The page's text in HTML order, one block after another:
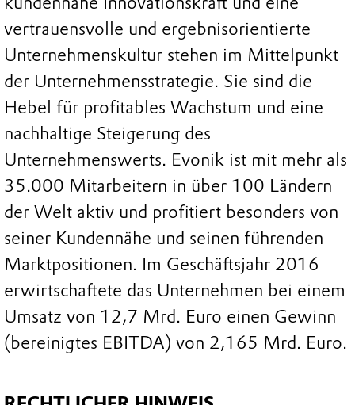
vertrauensvolle und ergebnisorientierte
Unternehmenskultur stehen im Mittelpunkt
der Unternehmensstrategie. Sie sind die
Hebel für profitables Wachstum und eine
nachhaltige Steigerung des
Unternehmenswerts. Evonik ist mit mehr als
35.000 Mitarbeitern in über 100 Ländern
der Welt aktiv und profitiert besonders von
seiner Kundennähe und seinen führenden
Marktpositionen. Im Geschäftsjahr 2016
erwirtschaftete das Unternehmen bei einem
Umsatz von 12,7 Mrd. Euro einen Gewinn
(bereinigtes EBITDA) von 2,165 Mrd. Euro.